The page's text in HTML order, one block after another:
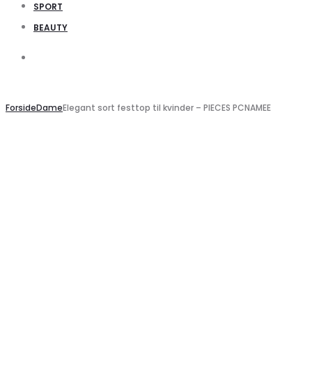
SPORT
BEAUTY
ForsideDameElegant sort festtop til kvinder – PIECES PCNAMEE